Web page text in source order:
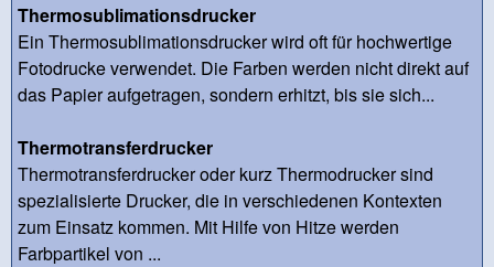
Thermosublimationsdrucker
Ein Thermosublimationsdrucker wird oft für hochwertige
Fotodrucke verwendet. Die Farben werden nicht direkt auf
das Papier aufgetragen, sondern erhitzt, bis sie sich...
Thermotransferdrucker
Thermotransferdrucker oder kurz Thermodrucker sind
spezialisierte Drucker, die in verschiedenen Kontexten
zum Einsatz kommen. Mit Hilfe von Hitze werden
Farbpartikel von ...